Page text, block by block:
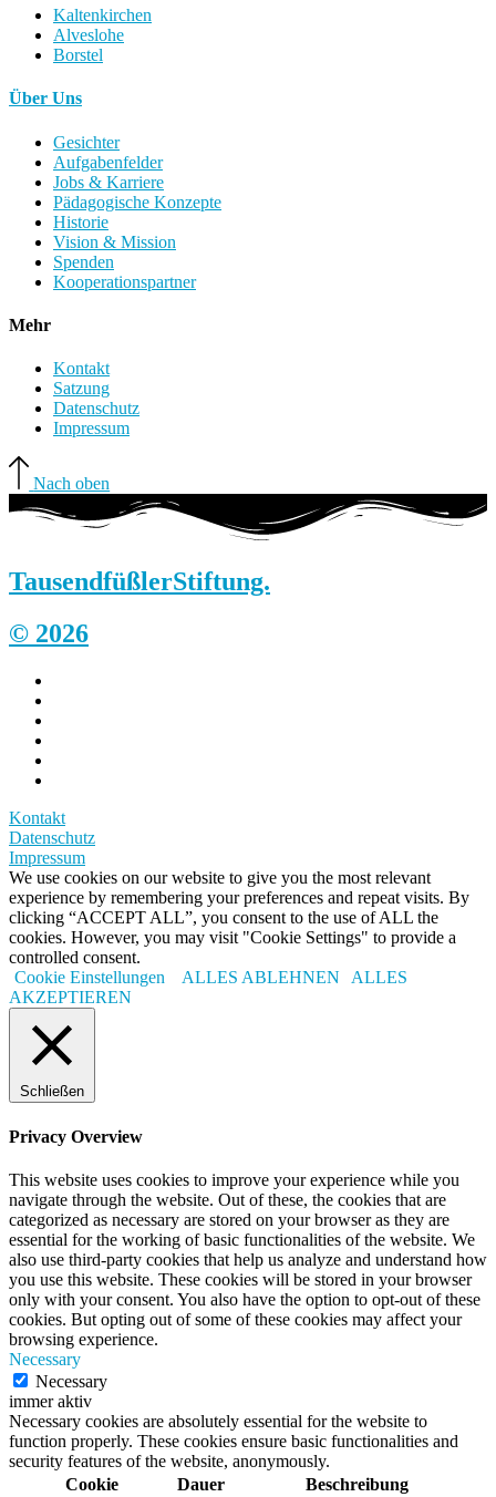
Kaltenkirchen
Alveslohe
Borstel
Über Uns
Gesichter
Aufgabenfelder
Jobs & Karriere
Pädagogische Konzepte
Historie
Vision & Mission
Spenden
Kooperationspartner
Mehr
Kontakt
Satzung
Datenschutz
Impressum
Nach oben
TausendfüßlerStiftung.
© 2026
Kontakt
Datenschutz
Impressum
We use cookies on our website to give you the most relevant
experience by remembering your preferences and repeat visits. By
clicking “ACCEPT ALL”, you consent to the use of ALL the
cookies. However, you may visit "Cookie Settings" to provide a
controlled consent.
Cookie Einstellungen
ALLES ABLEHNEN
ALLES
AKZEPTIEREN
Schließen
Privacy Overview
This website uses cookies to improve your experience while you
navigate through the website. Out of these, the cookies that are
categorized as necessary are stored on your browser as they are
essential for the working of basic functionalities of the website. We
also use third-party cookies that help us analyze and understand how
you use this website. These cookies will be stored in your browser
only with your consent. You also have the option to opt-out of these
cookies. But opting out of some of these cookies may affect your
browsing experience.
Necessary
Necessary
immer aktiv
Necessary cookies are absolutely essential for the website to
function properly. These cookies ensure basic functionalities and
security features of the website, anonymously.
Cookie
Dauer Beschreibung